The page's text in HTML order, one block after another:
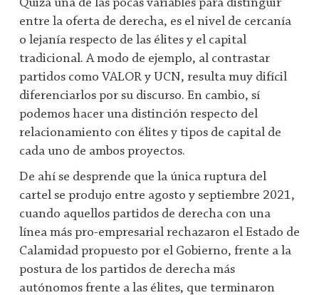
Quizá una de las pocas variables para distinguir
entre la oferta de derecha, es el nivel de cercanía
o lejanía respecto de las élites y el capital
tradicional. A modo de ejemplo, al contrastar
partidos como VALOR y UCN, resulta muy difícil
diferenciarlos por su discurso. En cambio, sí
podemos hacer una distinción respecto del
relacionamiento con élites y tipos de capital de
cada uno de ambos proyectos.
De ahí se desprende que la única ruptura del
cartel se produjo entre agosto y septiembre 2021,
cuando aquellos partidos de derecha con una
línea más pro-empresarial rechazaron el Estado de
Calamidad propuesto por el Gobierno, frente a la
postura de los partidos de derecha más
autónomos frente a las élites, que terminaron